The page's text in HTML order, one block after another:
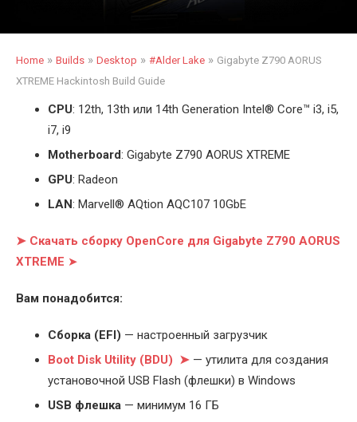
Home » Builds » Desktop » #Alder Lake » Gigabyte Z790 AORUS
XTREME Hackintosh Build Guide
CPU: 12th, 13th или 14th Generation Intel® Core™ i3, i5,
i7, i9
Motherboard: Gigabyte Z790 AORUS XTREME
GPU: Radeon
LAN: Marvell® AQtion AQC107 10GbE
➤ Скачать сборку OpenCore для Gigabyte Z790 AORUS
XTREME ➤
Вам понадобится:
Cборка (EFI) — настроенный загрузчик
Boot Disk Utility (BDU) ➤ — утилита для создания
установочной USB Flash (флешки) в Windows
USB флешка — минимум 16 ГБ